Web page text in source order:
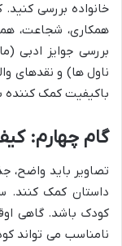
خانواده بررسی
همکاری، شجاعت،
بررسی جوایز ادبی
ناول ها) و نقدهای
باکیفیت کمک کننده
گام چهارم:
تصاویر باید واضح،
داستان کمک کنند.
کودک باشد. گاهی
نامناسب می تواند